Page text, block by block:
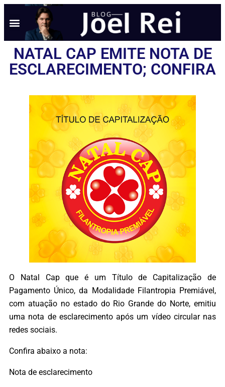
NATAL CAP EMITE NOTA DE
ESCLARECIMENTO; CONFIRA
O Natal Cap que é um Título de Capitalização de
Pagamento Único, da Modalidade Filantropia Premiável,
com atuação no estado do Rio Grande do Norte, emitiu
uma nota de esclarecimento após um vídeo circular nas
redes sociais.
Confira abaixo a nota:
Nota de esclarecimento